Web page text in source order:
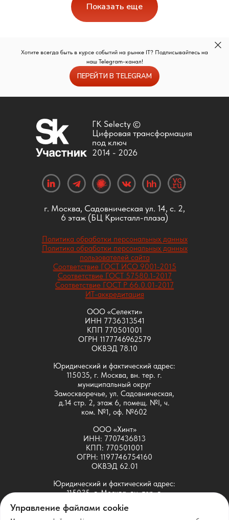
Управление файлами cookie
Показать еще
Хотите всегда быть в курсе событий на рынке IT? Подписывайтесь на
наш Telegram-канал!
ПЕРЕЙТИ В TELEGRAM
Политика обработки персональных данных
Политика обработки персональных данных
пользователей сайта
Соответствие ГОСТ ИСО 9001-2015
Соответствие ГОСТ 57580.1-2017
Соответствие ГОСТ Р 66.0.01-2017
ИТ-аккредитация
ООО «Селекти»
ИНН 7736313541
КПП 770501001
ОГРН 1177746962579
ОКВЭД 78.10
Юридический и фактический адрес:
115035, г. Москва, вн. тер. г.
муниципальный округ
Замоскворечье, ул. Садовническая,
д.14 стр. 2, этаж 6, помещ. №I, ч.
ком. №1, оф. №602
ООО «Хинт»
ИНН: 7707436813
КПП: 770501001
ОГРН: 1197746754160
ОКВЭД 62.01
Юридический и фактический адрес:
115035, г. Москва, вн. тер. г.
муниципальный округ
Замоскворечье, ул. Садовническая,
ГК Selecty ©
Цифровая трансформация
под ключ
г. Москва, Садовническая ул. 14, с. 2,
6 этаж (БЦ Кристалл-плаза)
2014 - 2026